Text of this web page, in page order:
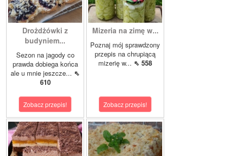
Drożdżówki z
budyniem...
Sezon na jagody co
prawda dobiega końca
ale u mnie jeszcze... ⇖
610
Zobacz przepis!
Mizeria na zimę w...
Poznaj mój sprawdzony
przepis na chrupiącą
mizerię w... ⇖ 558
Zobacz przepis!